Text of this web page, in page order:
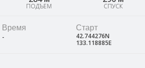
ПОДЪЕМ СПУСК
Время
-
Старт
42.744276N
133.118885E